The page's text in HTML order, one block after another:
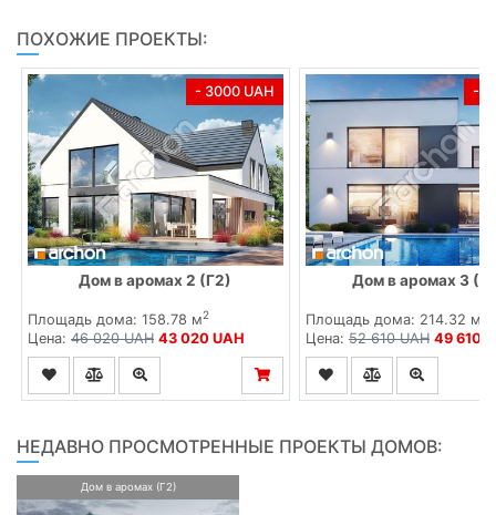
ПОХОЖИЕ ПРОЕКТЫ:
- 3000 UAH
Дом в аромах 2 (Г2)
Площадь дома: 158.78 м2
Цена: 46 020 UAH 43 020 UAH
-
Дом в аромах 3
Площадь дома: 214.32 м
Цена:52 610 UAH 49 610
НЕДАВНО ПРОСМОТРЕННЫЕ ПРОЕКТЫ ДОМОВ:
Дом в аромах (Г2)